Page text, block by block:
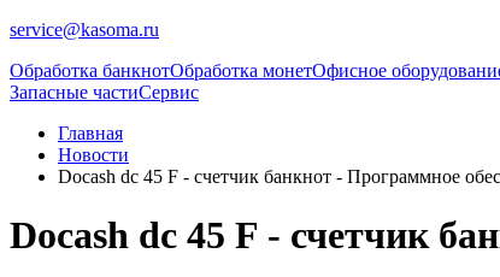
service@kasoma.ru
Обработка банкнотОбработка монетОфисное
Запасные частиСервис
Главная
Новости
Docash dc 45 F - счетчик банкнот - Программное
Docash dc 45 F - счетчик